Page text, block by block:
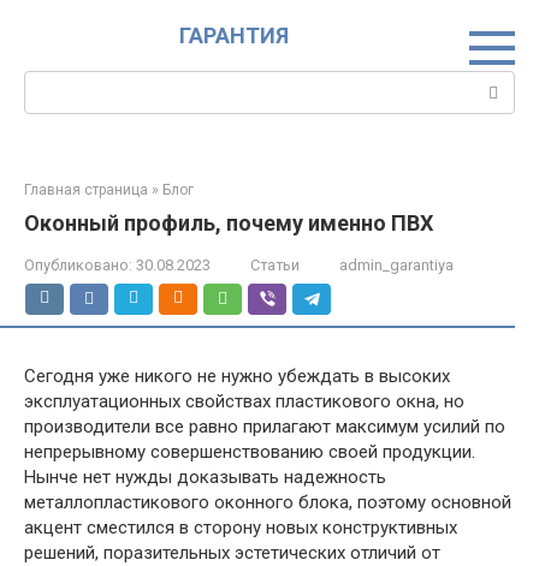
ГАРАНТИЯ
Поиск:
Главная страница » Блог
Оконный профиль, почему именно ПВХ
Опубликовано: 30.08.2023 Статьи admin_garantiya
Сегодня уже никого не нужно убеждать в высоких
эксплуатационных свойствах пластикового окна, но
производители все равно прилагают максимум усилий по
непрерывному совершенствованию своей продукции.
Нынче нет нужды доказывать надежность
металлопластикового оконного блока, поэтому основной
акцент сместился в сторону новых конструктивных
решений, поразительных эстетических отличий от